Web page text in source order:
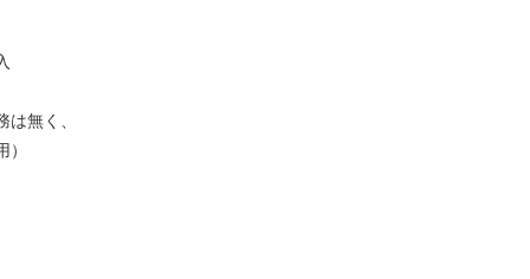
無く、